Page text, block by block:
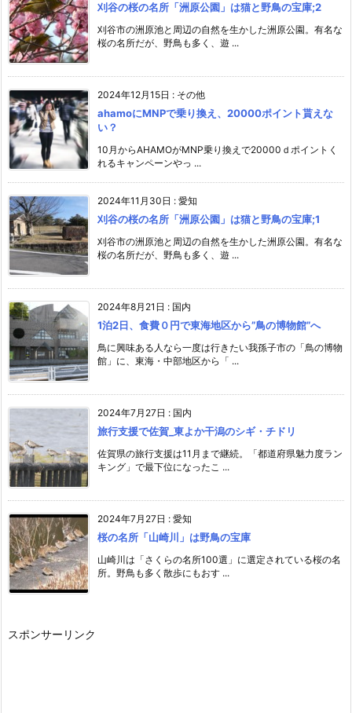
刈谷の桜の名所「洲原公園」は猫と野鳥の宝庫;2
刈谷市の洲原池と周辺の自然を生かした洲原公園。有名な
桜の名所だが、野鳥も多く、遊 ...
2024年12月15日 : その他
ahamoにMNPで乗り換え、20000ポイント貰えな
い？
10月からAHAMOがMNP乗り換えで20000ｄポイントく
れるキャンペーンやっ ...
2024年11月30日 : 愛知
刈谷の桜の名所「洲原公園」は猫と野鳥の宝庫;1
刈谷市の洲原池と周辺の自然を生かした洲原公園。有名な
桜の名所だが、野鳥も多く、遊 ...
2024年8月21日 : 国内
1泊2日、食費０円で東海地区から”鳥の博物館”へ
鳥に興味ある人なら一度は行きたい我孫子市の「鳥の博物
館」に、東海・中部地区から「 ...
2024年7月27日 : 国内
旅行支援で佐賀_東よか干潟のシギ・チドリ
佐賀県の旅行支援は11月まで継続。「都道府県魅力度ラン
キング」で最下位になったこ ...
2024年7月27日 : 愛知
桜の名所「山崎川」は野鳥の宝庫
山崎川は「さくらの名所100選」に選定されている桜の名
所。野鳥も多く散歩にもおす ...
スポンサーリンク